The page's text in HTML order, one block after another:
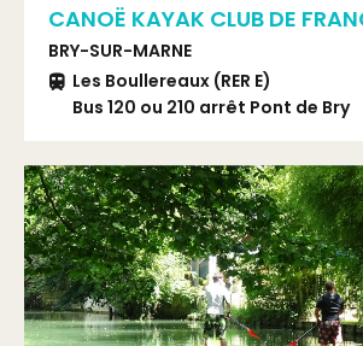
CANOË KAYAK CLUB DE
BRY-SUR-MARNE
Les Boullereaux (RER E)
Bus 120 ou 210 arrêt Pont de Bry